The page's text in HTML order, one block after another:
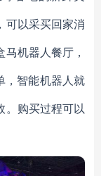
可以采买回家消
机器人餐厅，
，智能机器人就
。购买过程可以